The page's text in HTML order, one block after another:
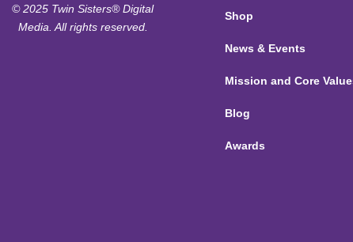
© 2025 Twin Sisters® Digital
Media. All rights reserved.
Shop
News & Events
Mission and Core
Blog
Awards